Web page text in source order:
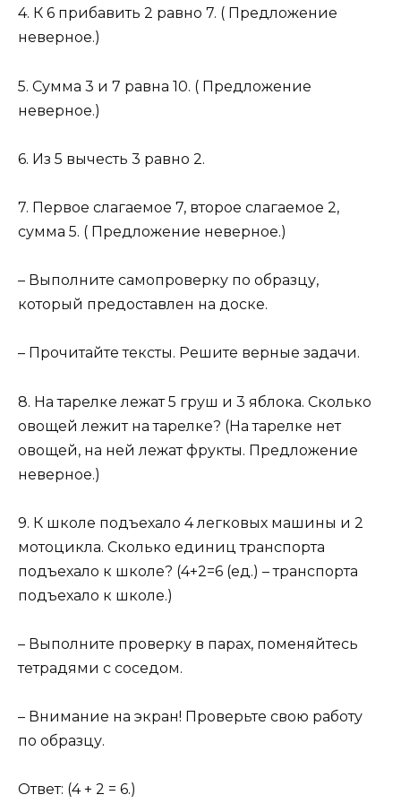
4. К 6 прибавить 2 равно 7. ( Предложение
неверное.)
5. Сумма 3 и 7 равна 10. ( Предложение
неверное.)
6. Из 5 вычесть 3 равно 2.
7. Первое слагаемое 7, второе слагаемое 2,
сумма 5. ( Предложение неверное.)
– Выполните самопроверку по образцу,
который предоставлен на доске.
– Прочитайте тексты. Решите верные задачи.
8. На тарелке лежат 5 груш и 3 яблока. Сколько
овощей лежит на тарелке? (На тарелке нет
овощей, на ней лежат фрукты. Предложение
неверное.)
9. К школе подъехало 4 легковых машины и 2
мотоцикла. Сколько единиц транспорта
подъехало к школе? (4+2=6 (ед.) – транспорта
подъехало к школе.)
– Выполните проверку в парах, поменяйтесь
тетрадями с соседом.
– Внимание на экран! Проверьте свою работу
по образцу.
Ответ: (4 + 2 = 6.)